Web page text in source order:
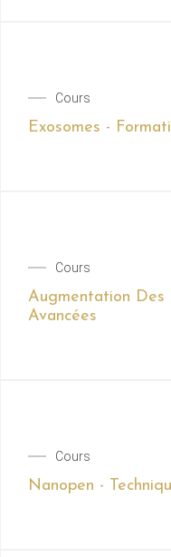
Cours
Exosomes -
Cours
Augmentation Des
Avancées
Cours
Nanopen -